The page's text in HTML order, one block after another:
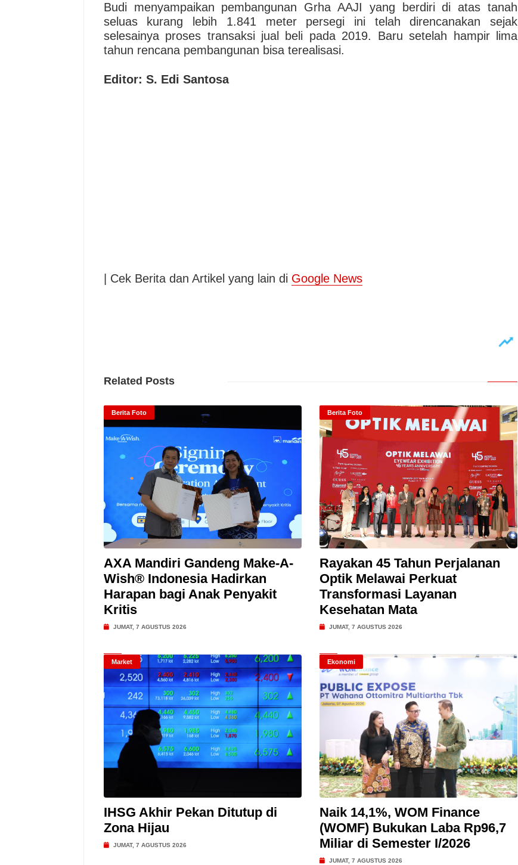
Budi menyampaikan pembangunan Grha AAJI yang berdiri di atas tanah
seluas kurang lebih 1.841 meter persegi ini telah direncanakan sejak
selesainya proses transaksi jual beli pada 2019. Baru setelah hampir lima
tahun rencana pembangunan bisa terealisasi.
Editor: S. Edi Santosa
| Cek Berita dan Artikel yang lain di Google News
Related Posts
Berita Foto
AXA Mandiri Gandeng Make-A-
Wish® Indonesia Hadirkan
Harapan bagi Anak Penyakit
Kritis
JUMAT, 7 AGUSTUS 2026
Berita Foto
Rayakan 45 Tahun Perjalanan
Optik Melawai Perkuat
Transformasi Layanan
Kesehatan Mata
JUMAT, 7 AGUSTUS 2026
Market
IHSG Akhir Pekan Ditutup di
Zona Hijau
JUMAT, 7 AGUSTUS 2026
Ekonomi
Naik 14,1%, WOM Finance
(WOMF) Bukukan Laba Rp96,7
Miliar di Semester I/2026
JUMAT, 7 AGUSTUS 2026